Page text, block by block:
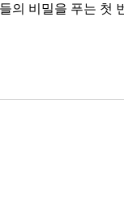
의 비밀을 푸는 첫